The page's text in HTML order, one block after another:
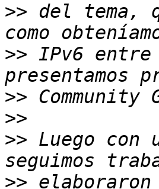
>> del tema,
>> IPv6
>>
>>
>> Luego con
>> elaboraron